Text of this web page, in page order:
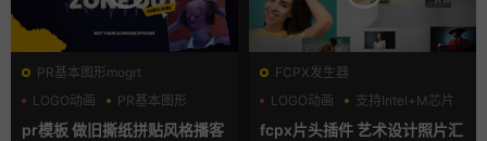
PR基本图形mogrt
LOGO动画
PR基本图形
复古风
pr模板 做旧撕纸拼贴风格播客
FCPX发生器
LOGO动画
支持Intel+M芯片
汇聚
fcpx片头插件 艺术设计照片汇